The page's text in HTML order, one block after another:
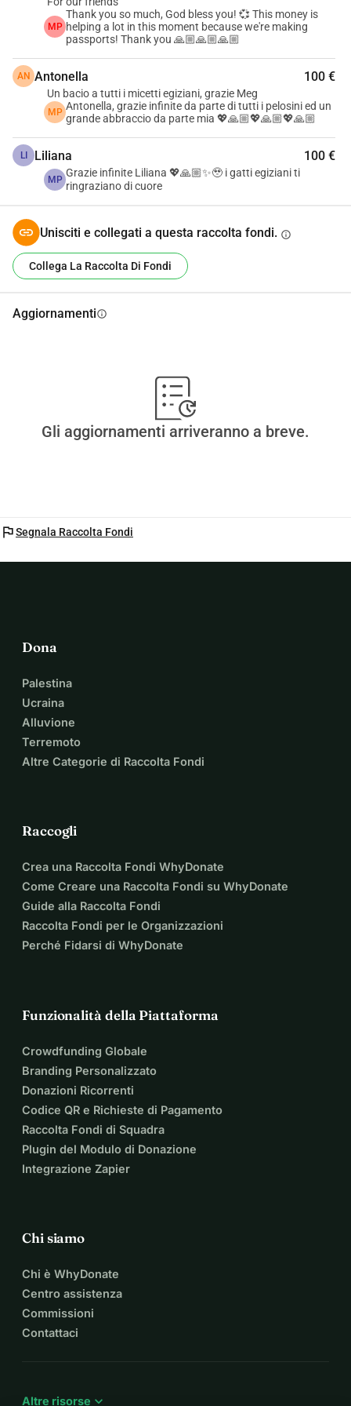
MP
Thank you so much, God bless you! 💞 This money is
helping a lot in this moment because we're making
passports! Thank you 🙏🏼🙏🏼🙏🏼
AN Antonella 100 €
Un bacio a tutti i micetti egiziani, grazie Meg
MP Antonella, grazie infinite da parte di tutti i pelosini ed un
grande abbraccio da parte mia 💖🙏🏼💖🙏🏼💖🙏🏼
LI Liliana 100 €
MP
Grazie infinite Liliana 💖🙏🏼✨🥹 i gatti egiziani ti
ringraziano di cuore
Unisciti e collegati a questa raccolta fondi. info
Collega La Raccolta Di Fondi
Aggiornamentiinfo
Gli aggiornamenti arriveranno a breve.
flagSegnala Raccolta Fondi
Dona
Palestina
Ucraina
Alluvione
Terremoto
Altre Categorie di Raccolta Fondi
Raccogli
Crea una Raccolta Fondi WhyDonate
Come Creare una Raccolta Fondi su WhyDonate
Guide alla Raccolta Fondi
Raccolta Fondi per le Organizzazioni
Perché Fidarsi di WhyDonate
Funzionalità della Piattaforma
Crowdfunding Globale
Branding Personalizzato
Donazioni Ricorrenti
Codice QR e Richieste di Pagamento
Raccolta Fondi di Squadra
Plugin del Modulo di Donazione
Integrazione Zapier
Chi siamo
Chi è WhyDonate
Centro assistenza
Commissioni
Contattaci
Altre risorse expand_more